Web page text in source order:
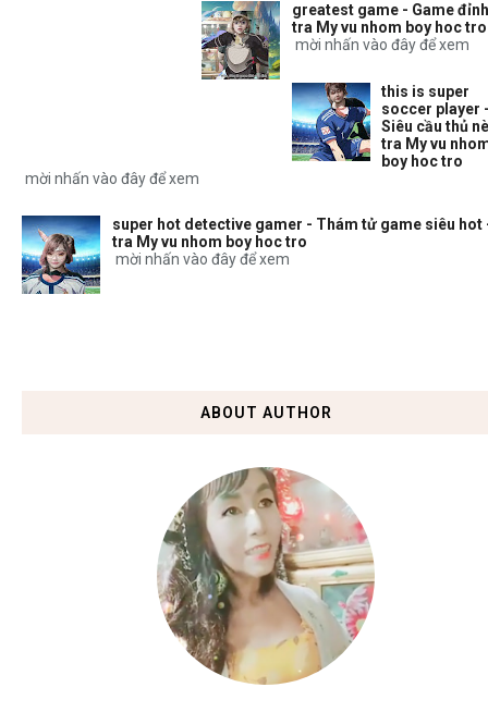
greatest game - Game
tra My vu nhom boy hoc tro
mời nhấn vào đây để xem
this is super
soccer player
Siêu cầu thủ
tra My vu
boy hoc tro
mời nhấn vào đây để xem
super hot detective gamer - Thám tử game siêu hot
tra My vu nhom boy hoc tro
mời nhấn vào đây để xem
ABOUT AUTHOR